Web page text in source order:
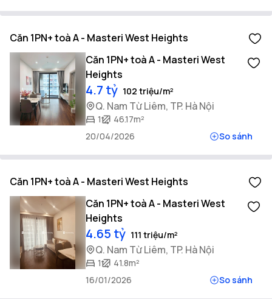
Căn 1PN+ toà A - Masteri West Heights
Căn 1PN+ toà A - Masteri West
Heights
4.7 tỷ 102 triệu/m²
Q. Nam Từ Liêm, TP. Hà Nội
1
46.17m²
20/04/2026
So sánh
Căn 1PN+ toà A - Masteri West Heights
Căn 1PN+ toà A - Masteri West
Heights
4.65 tỷ 111 triệu/m²
Q. Nam Từ Liêm, TP. Hà Nội
1
41.8m²
16/01/2026
So sánh